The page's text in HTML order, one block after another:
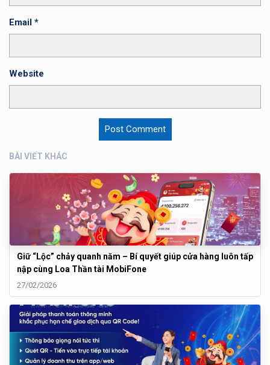
Email *
Website
BÀI VIẾT KHÁC
Giữ “Lộc” chảy quanh năm – Bí quyết giúp cửa hàng luôn tấp
nập cùng Loa Thần tài MobiFone
27/02/2026